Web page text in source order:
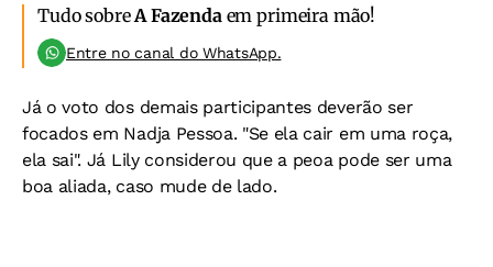
Tudo sobreA Fazendaem primeira mão!
Entre no canal do WhatsApp.
Já o voto dos demais participantes deverão ser
focados em Nadja Pessoa. "Se ela cair em uma roça,
ela sai". Já Lily considerou que a peoa pode ser uma
boa aliada, caso mude de lado.